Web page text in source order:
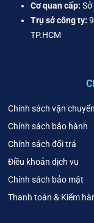
Cơ quan cấp:
Trụ sở công ty:
TP.HCM
Chính sách vận chuyển
Chính sách bảo hành
Chính sách đổi trả
Điều khoản dịch vụ
Chính sách bảo mật
Thanh toán & Kiểm